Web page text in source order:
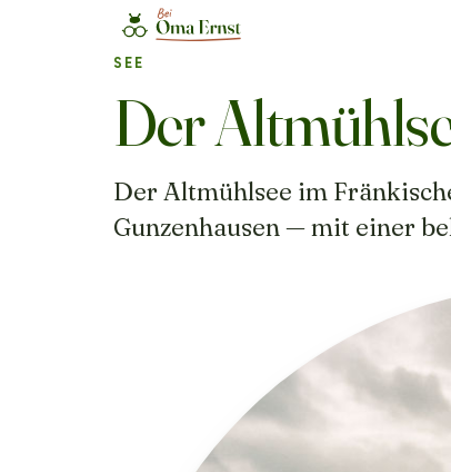
SEE
Der
Der Altmühlsee im
Gunzenhausen — mit einer